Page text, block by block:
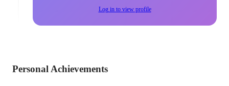
Log in to view profile
Personal Achievements